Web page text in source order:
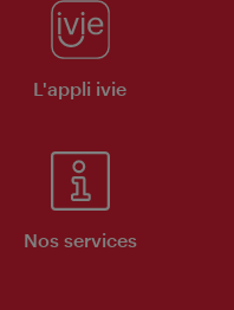
L'appli ivie
Nos services